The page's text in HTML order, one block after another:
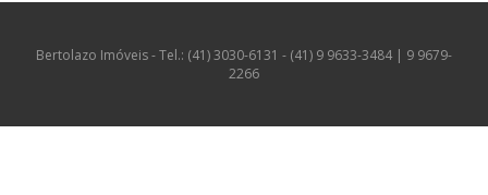
Bertolazo Imóveis - Tel.: (41) 3030-6131 - (41) 9 9633-3484 | 9 9679-
2266